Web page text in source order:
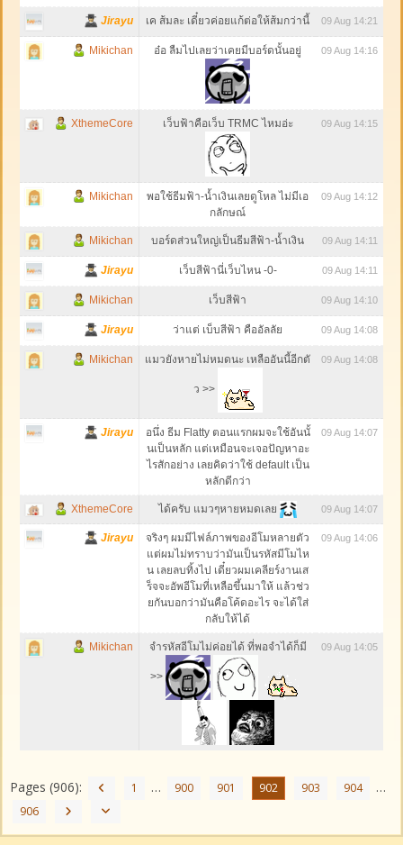
Jirayu เค ส้มละ เดี๋ยวค่อยแก้ต่อให้ส้มกว่านี้ 09 Aug 14:21
Mikichan อ๋อ ลืมไปเลยว่าเคยมีบอร์ดนั้นอยู่ 09 Aug 14:16
XthemeCore เว็บฟ้าคือเว็บ TRMC ไหมอ่ะ 09 Aug 14:15
Mikichan
พอใช้ธีมฟ้า-น้ำเงินเลยดูโหล ไม่มีเอ
กลักษณ์
09 Aug 14:12
Mikichan บอร์ดส่วนใหญ่เป็นธีมสีฟ้า-น้ำเงิน 09 Aug 14:11
Jirayu เว็บสีฟ้านี่เว็บไหน -0- 09 Aug 14:11
Mikichan เว็บสีฟ้า 09 Aug 14:10
Jirayu ว่าแต่ เบ็บสีฟ้า คืออัลลัย 09 Aug 14:08
Mikichan แมวยังหายไม่หมดนะ เหลืออันนี้อีกตั
ว >>
09 Aug 14:08
Jirayu
อนึ่ง ธีม Flatty ตอนแรกผมจะใช้อันนั้
นเป็นหลัก แต่เหมือนจะเจอปัญหาอะ
ไรสักอย่าง เลยคิดว่าใช้ default เป็น
หลักดีกว่า
09 Aug 14:07
XthemeCore ได้ครับ แมวๆหายหมดเลย 09 Aug 14:07
Jirayu
จริงๆ ผมมีไฟล์ภาพของอีโมหลายตัว
แต่ผมไม่ทราบว่ามันเป็นรหัสมีโมไห
น เลยลบทิ้งไป เดี๋ยวผมเคลียร์งานเส
ร็จจะอัพอีโมที่เหลือขึ้นมาให้ แล้วช่ว
ยกันบอกว่ามันคือโค้ดอะไร จะได้ใส่
กลับให้ได้
09 Aug 14:06
Mikichan จำรหัสอีโมไม่ค่อยได้ ที่พอจำได้ก็มี
>>
09 Aug 14:05
Pages (906): 1 … 900 901 902 903 904 …
906